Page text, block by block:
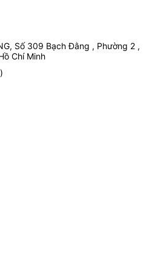
Số 309 Bạch Đằng , Phường 2 ,
Chí Minh